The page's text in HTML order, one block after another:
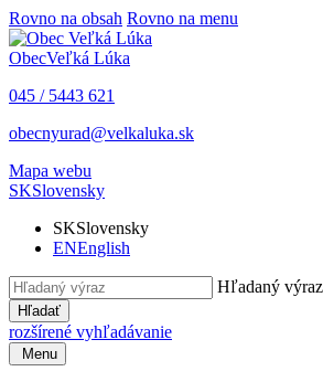
Rovno na obsah Rovno na menu
ObecVeľká Lúka
045 / 5443 621
obecnyurad@velkaluka.sk
Mapa webu
SKSlovensky
SKSlovensky
ENEnglish
Hľadaný výraz
Hľadať
rozšírené vyhľadávanie
Menu